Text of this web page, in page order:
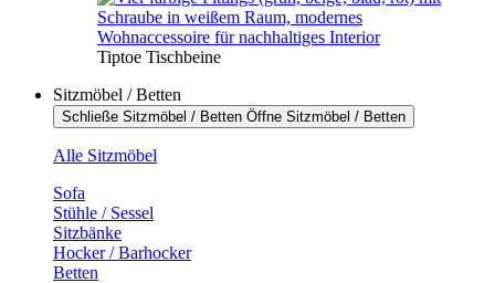
Tiptoe Tischbeine
Sitzmöbel / Betten
Schließe Sitzmöbel / Betten Öffne Sitzmöbel / Betten
Alle Sitzmöbel
Sofa
Stühle / Sessel
Sitzbänke
Hocker / Barhocker
Betten